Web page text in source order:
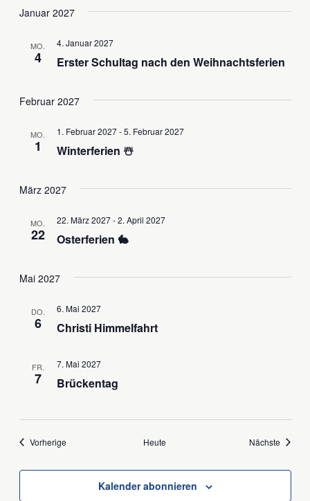
Januar 2027
MO.
4 Erster Schultag nach den Weihnachtsferien
4. Januar 2027
Februar 2027
MO.
1 Winterferien ☃️
1. Februar 2027-5. Februar 2027
März 2027
MO.
22 Osterferien 🐇
22. März 2027-2. April 2027
Mai 2027
DO.
6 Christi Himmelfahrt
6. Mai 2027
FR.
7 Brückentag
7. Mai 2027
VorherigeVeranstaltungen Heute Nächste
Kalender abonnieren